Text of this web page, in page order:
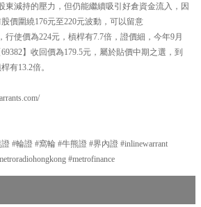
東減持的壓力，但仍能繼續吸引好倉資金流入，因
價圍繞176元至220元波動，可以留意
行使價為224元，槓桿有7.7倍，證價細，今年9月
】收回價為179.5元，屬於貼價中期之選，到
有13.2倍。
#輪證 #窩輪 #牛熊證 #界內證 #inlinewarrant
#metrofinance